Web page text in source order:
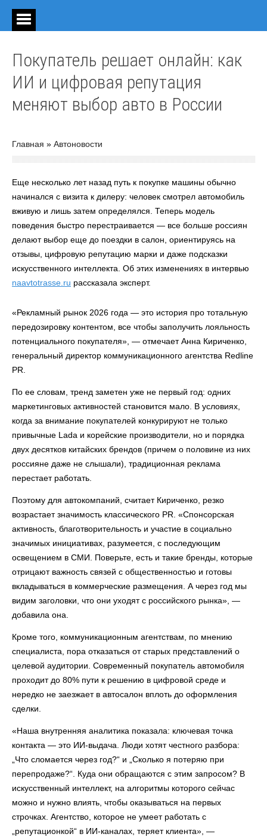
Покупатель решает онлайн: как
ИИ и цифровая репутация
меняют выбор авто в России
Главная » Автоновости
Еще несколько лет назад путь к покупке машины обычно
начинался с визита к дилеру: человек смотрел автомобиль
вживую и лишь затем определялся. Теперь модель
поведения быстро перестраивается — все больше россиян
делают выбор еще до поездки в салон, ориентируясь на
отзывы, цифровую репутацию марки и даже подсказки
искусственного интеллекта. Об этих изменениях в интервью
naavtotrasse.ru рассказала эксперт.
«Рекламный рынок 2026 года — это история про тотальную
передозировку контентом, все чтобы заполучить лояльность
потенциального покупателя», — отмечает Анна Кириченко,
генеральный директор коммуникационного агентства Redline
PR.
По ее словам, тренд заметен уже не первый год: одних
маркетинговых активностей становится мало. В условиях,
когда за внимание покупателей конкурируют не только
привычные Lada и корейские производители, но и порядка
двух десятков китайских брендов (причем о половине из них
россияне даже не слышали), традиционная реклама
перестает работать.
Поэтому для автокомпаний, считает Кириченко, резко
возрастает значимость классического PR. «Спонсорская
активность, благотворительность и участие в социально
значимых инициативах, разумеется, с последующим
освещением в СМИ. Поверьте, есть и такие бренды, которые
отрицают важность связей с общественностью и готовы
вкладываться в коммерческие размещения. А через год мы
видим заголовки, что они уходят с российского рынка», —
добавила она.
Кроме того, коммуникационным агентствам, по мнению
специалиста, пора отказаться от старых представлений о
целевой аудитории. Современный покупатель автомобиля
проходит до 80% пути к решению в цифровой среде и
нередко не заезжает в автосалон вплоть до оформления
сделки.
«Наша внутренняя аналитика показала: ключевая точка
контакта — это ИИ-выдача. Люди хотят честного разбора:
„Что сломается через год?“ и „Сколько я потеряю при
перепродаже?“. Куда они обращаются с этим запросом? В
искусственный интеллект, на алгоритмы которого сейчас
можно и нужно влиять, чтобы оказываться на первых
строчках. Агентство, которое не умеет работать с
„репутационкой“ в ИИ-каналах, теряет клиента», —